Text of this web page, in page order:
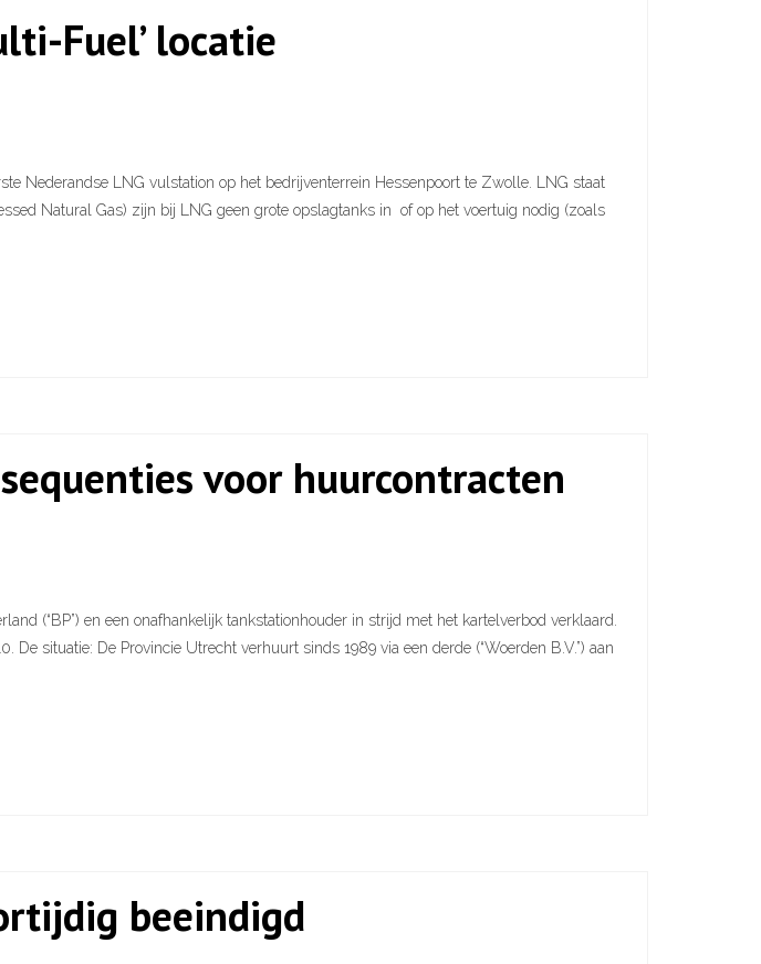
Fuel’ locatie
Nederandse LNG vulstation op het bedrijventerrein Hessenpoort te Zwolle. LNG staat
Natural Gas) zijn bij LNG geen grote opslagtanks in of op het voertuig nodig (zoals
voor huurcontracten
(“BP”) en een onafhankelijk tankstationhouder in strijd met het kartelverbod verklaard.
situatie: De Provincie Utrecht verhuurt sinds 1989 via een derde (“Woerden B.V.”) aan
beeindigd